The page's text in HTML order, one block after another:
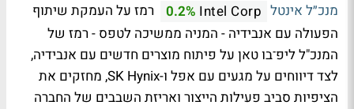
מנכ״ל אינטל Intel Corp
0.2%
רמז על העמקת שיתוף
הפעולה עם אנבידיה - המניה ממשיכה לטפס - רמז של
המנכ"ל ליפ־בו טאן על פיתוח מוצרים חדשים עם אנבידיה,
לצד דיווחים על מגעים עם אפל ו-SK Hynix, מחזקים את
הציפיות סביב פעילות הייצור ואריזת השבבים של החברה